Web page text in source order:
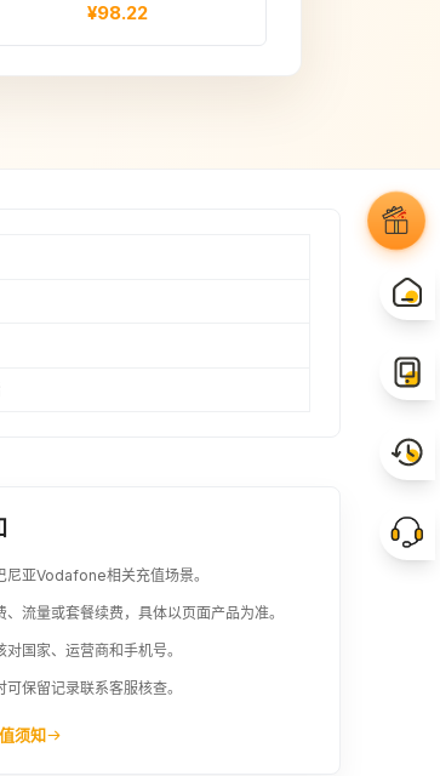
¥98.22
尼亚Vodafone相关充值场景。
、流量或套餐续费，具体以页面产品为准。
对国家、运营商和手机号。
可保留记录联系客服核查。
须知